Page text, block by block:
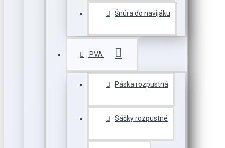
Šnúra do navijáku
PVA
Páska rozpustná
Sáčky rozpustné